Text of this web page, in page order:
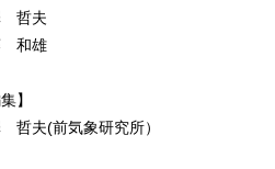
星による放射収支の測定
境汚染，地球温暖化
概要
水観測衛星と軌道
哲夫
和雄
】
哲夫(前気象研究所）